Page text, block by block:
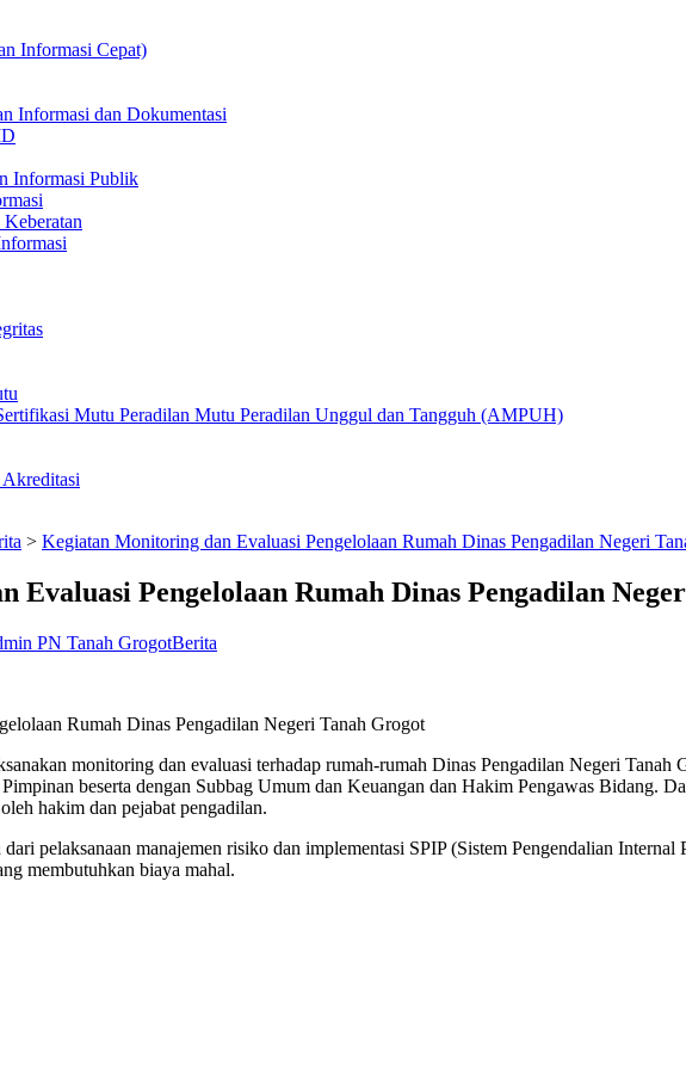
Informasi Cepat)
Informasi dan Dokumentasi
Informasi Publik
Keberatan
Mutu Peradilan Mutu Peradilan Unggul dan Tangguh (AMPUH)
> Kegiatan Monitoring dan Evaluasi Pengelolaan Rumah Dinas Pengadilan Negeri
Evaluasi Pengelolaan Rumah Dinas Pengadilan
PN Tanah GrogotBerita
Rumah Dinas Pengadilan Negeri Tanah Grogot
monitoring dan evaluasi terhadap rumah-rumah Dinas Pengadilan Negeri
beserta dengan Subbag Umum dan Keuangan dan Hakim Pengawas Bidang.
hakim dan pejabat pengadilan.
pelaksanaan manajemen risiko dan implementasi SPIP (Sistem Pengendalian
membutuhkan biaya mahal.